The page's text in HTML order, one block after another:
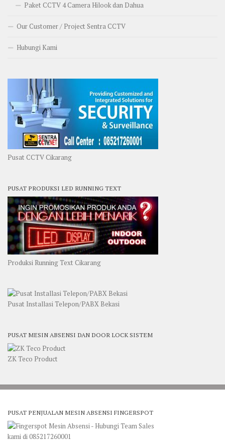
Paket CCTV 4 Camera Hilook dan Dahua
Our Customer / Project Sentra CCTV
Hubungi Kami
Pusat CCTV Cikarang
PUSAT PRODUKSI LED RUNNING TEXT
Produksi Running Text Cikarang
Pusat Installasi Telepon/PABX Bekasi
PUSAT MESIN ABSENSI DAN DOOR LOCK SISTEM
ZK Teco Product
PUSAT PENJUALAN MESIN ABSENSI FINGERSPOT